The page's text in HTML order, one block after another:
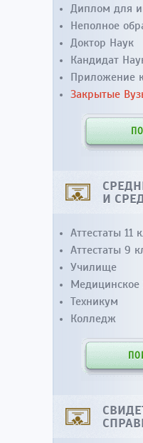
Диплом для
Неполное
Доктор Наук
Кандидат
Приложение
Закрытые
И
Аттестаты 11
Аттестаты 9
Училище
Техникум
Колледж